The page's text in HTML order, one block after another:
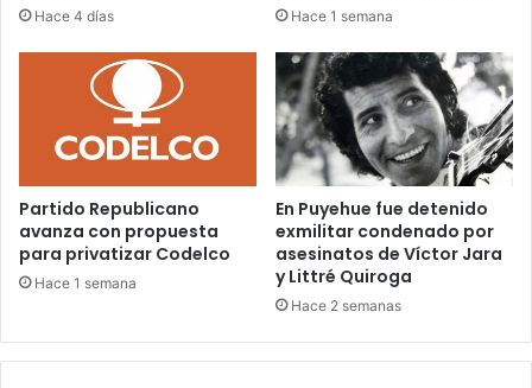
Hace 4 días Hace 1 semana
Partido Republicano
avanza con propuesta
para privatizar Codelco
Hace 1 semana
En Puyehue fue detenido
exmilitar condenado por
asesinatos de Víctor Jara
y Littré Quiroga
Hace 2 semanas